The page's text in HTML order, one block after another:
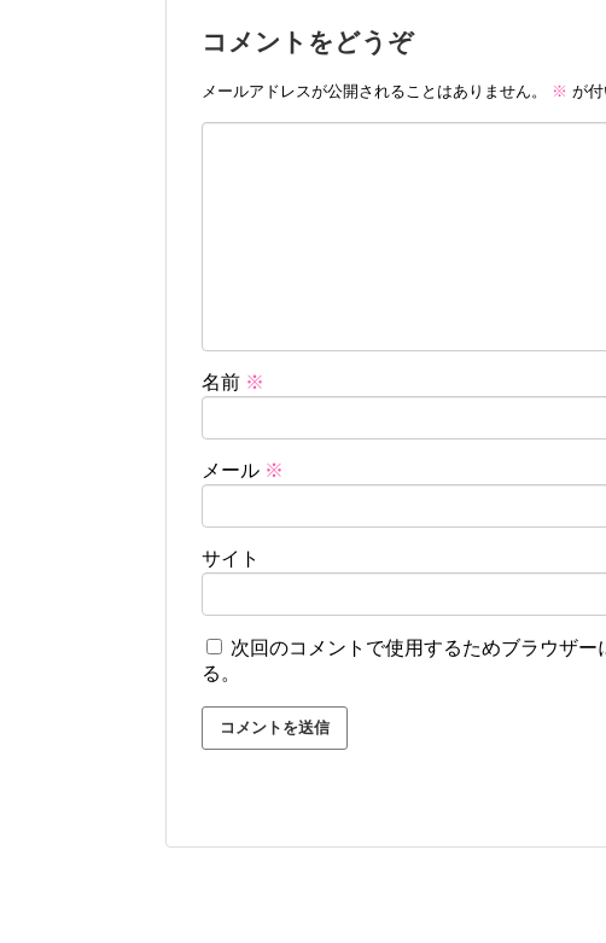
コメントをどうぞ
メールアドレスが公開されることはありません。 ※ が
名前 ※
メール ※
サイト
次回のコメントで使用するためブラウザ
る。